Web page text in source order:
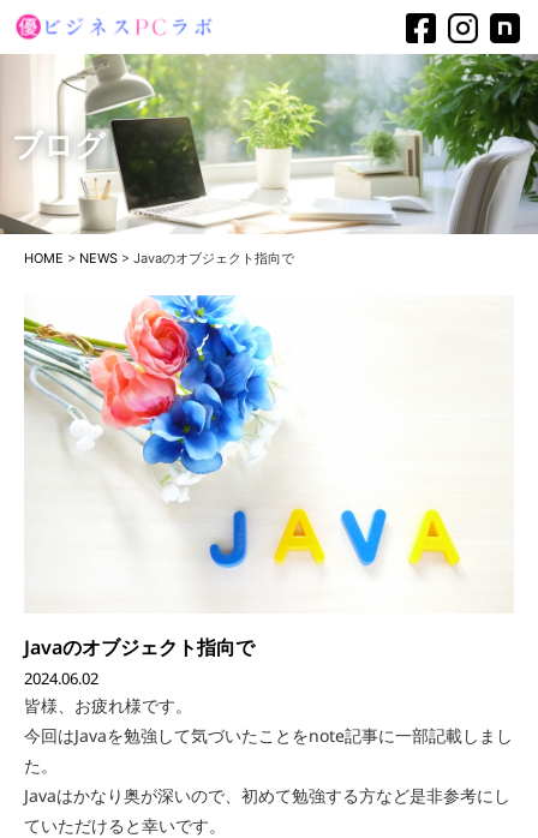
ブログ
HOME > NEWS > Javaのオブジェクト指向で
Javaのオブジェクト指向で
2024.06.02
皆様、お疲れ様です。
今回はJavaを勉強して気づいたことをnote記事に一部記載しまし
た。
Javaはかなり奥が深いので、初めて勉強する方など是非参考にし
ていただけると幸いです。